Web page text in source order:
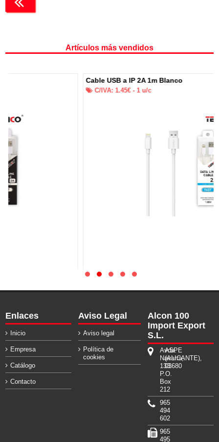
Artículos más vendidos
Cable USB a IP 2A 1m Blanco
C/IVA:1.45 € -1 u/c
Enlaces
Inicio
Empresa
Catálogo
Contacto
Aviso Legal
Aviso legal
Política de
cookies
Alcon 100
Import Export
S.L.
Avda.
Navarra,
133.
P.O.
Box
212
ASPE
(ALICANTE),
03680
965
494
602
965
495